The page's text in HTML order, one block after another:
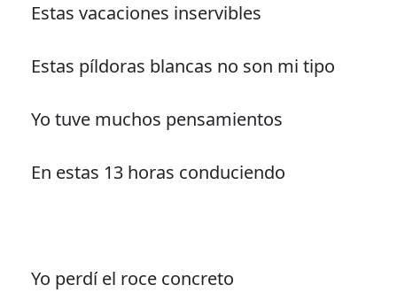
Estas vacaciones inservibles
Estas píldoras blancas no son mi tipo
Yo tuve muchos pensamientos
En estas 13 horas conduciendo
Yo perdí el roce concreto